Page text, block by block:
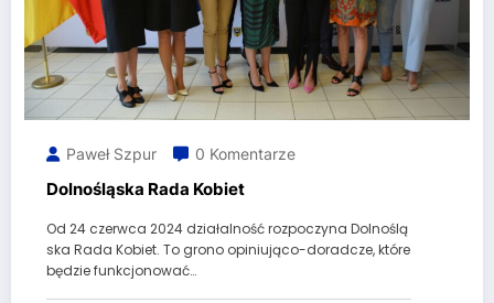
Paweł Szpur 0 Komentarze
Dolnośląska Rada Kobiet
Od 24 czerwca 2024 działalność rozpoczyna Dolnoślą
ska Rada Kobiet. To grono opiniująco-doradcze, które
będzie funkcjonować…